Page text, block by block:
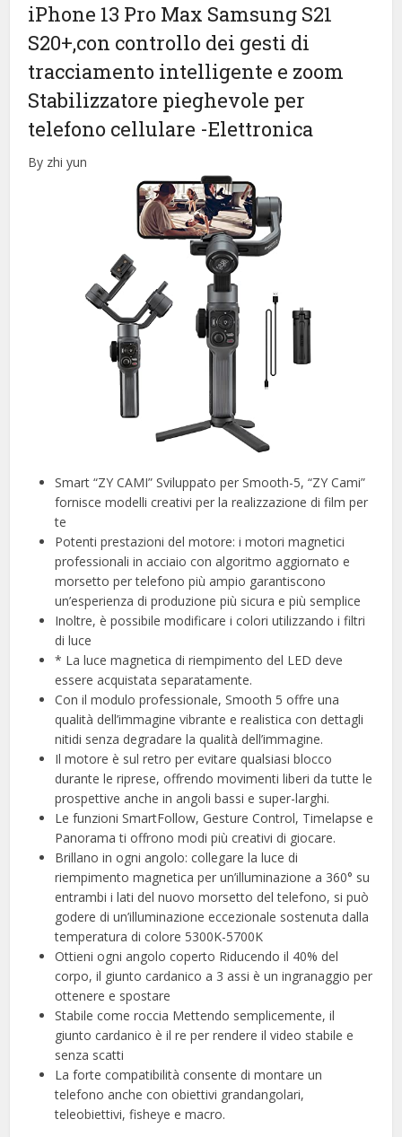
iPhone 13 Pro Max Samsung S21
S20+,con controllo dei gesti di
tracciamento intelligente e zoom
Stabilizzatore pieghevole per
telefono cellulare -Elettronica
By zhi yun
Smart “ZY CAMI” Sviluppato per Smooth-5, “ZY Cami”
fornisce modelli creativi per la realizzazione di film per
te
Potenti prestazioni del motore: i motori magnetici
professionali in acciaio con algoritmo aggiornato e
morsetto per telefono più ampio garantiscono
un’esperienza di produzione più sicura e più semplice
Inoltre, è possibile modificare i colori utilizzando i filtri
di luce
* La luce magnetica di riempimento del LED deve
essere acquistata separatamente.
Con il modulo professionale, Smooth 5 offre una
qualità dell’immagine vibrante e realistica con dettagli
nitidi senza degradare la qualità dell’immagine.
Il motore è sul retro per evitare qualsiasi blocco
durante le riprese, offrendo movimenti liberi da tutte le
prospettive anche in angoli bassi e super-larghi.
Le funzioni SmartFollow, Gesture Control, Timelapse e
Panorama ti offrono modi più creativi di giocare.
Brillano in ogni angolo: collegare la luce di
riempimento magnetica per un’illuminazione a 360° su
entrambi i lati del nuovo morsetto del telefono, si può
godere di un’illuminazione eccezionale sostenuta dalla
temperatura di colore 5300K-5700K
Ottieni ogni angolo coperto Riducendo il 40% del
corpo, il giunto cardanico a 3 assi è un ingranaggio per
ottenere e spostare
Stabile come roccia Mettendo semplicemente, il
giunto cardanico è il re per rendere il video stabile e
senza scatti
La forte compatibilità consente di montare un
telefono anche con obiettivi grandangolari,
teleobiettivi, fisheye e macro.